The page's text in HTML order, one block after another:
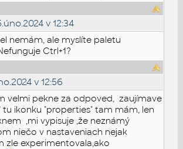
v 12:34
nemám, ale myslíte paletu
Ctrl+1?
v 12:56
velmi pekne za odpoved, zaujímave
tu ikonku "properties" tam mám, len
,mi vypisuje ,že neznámý
niečo v nastaveniach nejak
zle experimentovala,ako